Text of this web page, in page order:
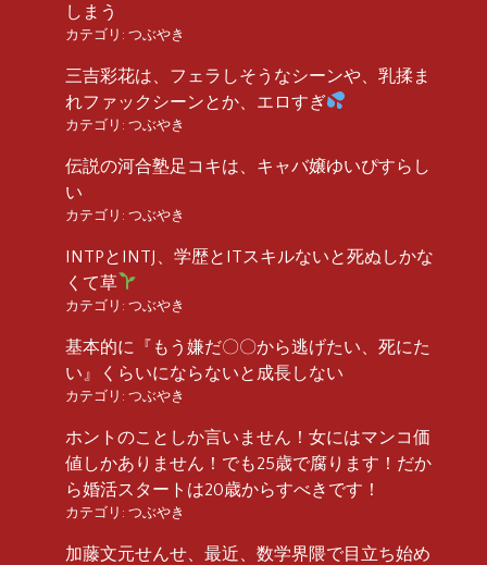
しまう
カテゴリ: つぶやき
三吉彩花は、フェラしそうなシーンや、乳揉ま
れファックシーンとか、エロすぎ
カテゴリ: つぶやき
伝説の河合塾足コキは、キャバ嬢ゆいぴすらし
い
カテゴリ: つぶやき
INTPとINTJ、学歴とITスキルないと死ぬしかな
くて草
カテゴリ: つぶやき
基本的に『もう嫌だ〇〇から逃げたい、死にた
い』くらいにならないと成長しない
カテゴリ: つぶやき
ホントのことしか言いません！女にはマンコ価
値しかありません！でも25歳で腐ります！だか
ら婚活スタートは20歳からすべきです！
カテゴリ: つぶやき
加藤文元せんせ、最近、数学界隈で目立ち始め